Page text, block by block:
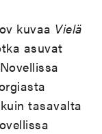
kuvaa Vielä
asuvat
tasavalta